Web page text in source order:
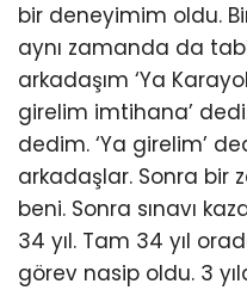
bir deneyimim oldu.
aynı zamanda da
arkadaşım ‘Ya
girelim imtihana’
dedim. ‘Ya girelim’
arkadaşlar. Sonra bir
beni. Sonra sınavı
34 yıl. Tam 34 yıl
görev nasip oldu. 3